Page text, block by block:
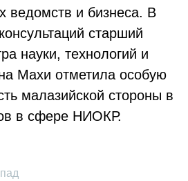
ведомств и бизнеса. В
старший
науки, технологий и
Махи отметила особую
малазийской стороны в
в сфере НИОКР.